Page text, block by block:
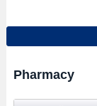
Pharmacy